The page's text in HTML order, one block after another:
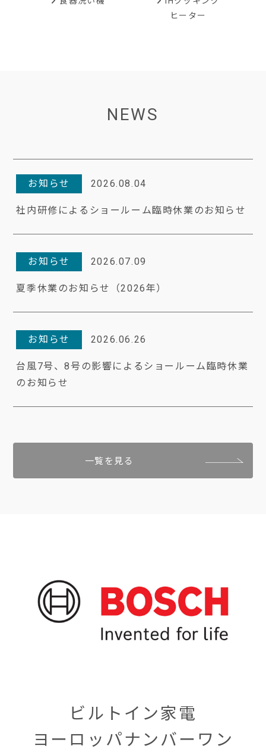
ヒーター
NEWS
お知らせ 2026.08.04
社内研修によるショールーム臨時休業のお知らせ
お知らせ 2026.07.09
夏季休業のお知らせ（2026年）
お知らせ 2026.06.26
台風7号、8号の影響によるショールーム臨時休業
のお知らせ
一覧を見る
ビルトイン家電
ヨーロッパナンバーワン